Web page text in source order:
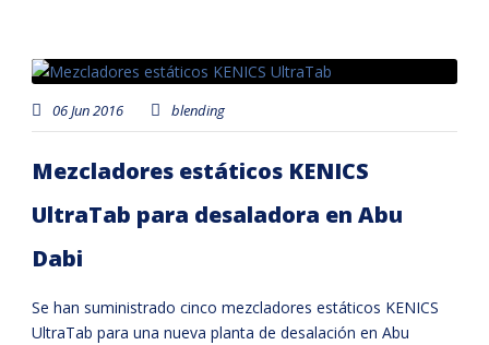
06 Jun 2016 blending
Mezcladores estáticos KENICS
UltraTab para desaladora en Abu
Dabi
Se han suministrado cinco mezcladores estáticos KENICS
UltraTab para una nueva planta de desalación en Abu